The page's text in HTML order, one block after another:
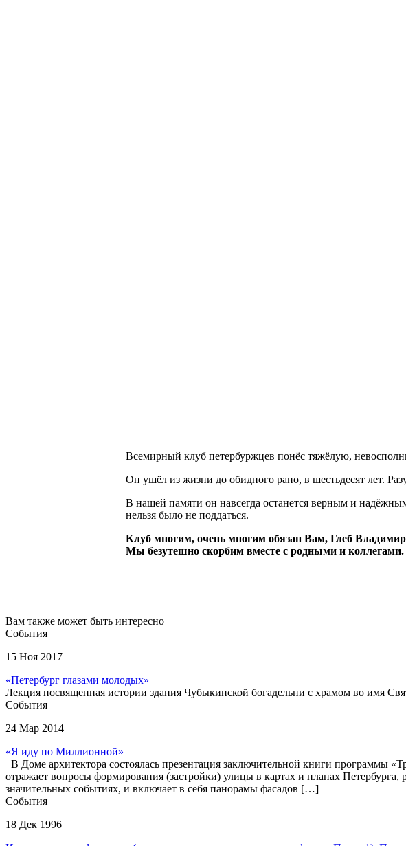
Всемирный клуб петербуржцев понёс тяжёлую,
Он ушёл из жизни до обидного рано, в шестьдесят лет.
В нашей памяти он навсегда останется верным и
нельзя было не поддаться.
Клуб многим, очень многим обязан Вам, Глеб
Мы безутешно скорбим вместе с родными и коллегами.
Вам также может быть интересно
События
15 Ноя 2017
«Петербург глазами молодых»
Лекция посвященная истории здания Чубыкинской богадельни с храмом во имя
События
24 Мар 2014
«Я иду по Миллионной»
В Доме архитектора состоялась презентация заключительной книги
отражает вопросы формирования (застройки) улицы в картах и планах
значительных событиях, и включает в себя панорамы фасадов […]
События
18 Дек 1996